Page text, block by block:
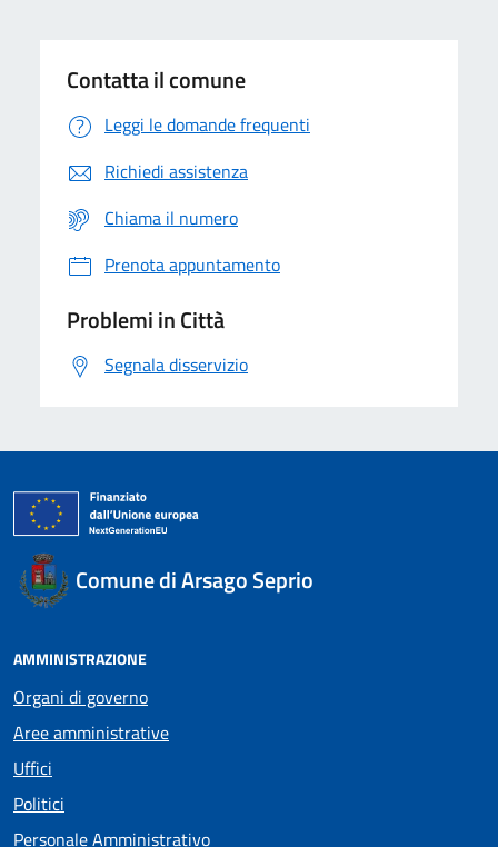
Contatta il comune
Leggi le domande frequenti
Richiedi assistenza
Chiama il numero
Prenota appuntamento
Problemi in Città
Segnala disservizio
Comune di Arsago Seprio
AMMINISTRAZIONE
Organi di governo
Aree amministrative
Uffici
Politici
Personale Amministrativo